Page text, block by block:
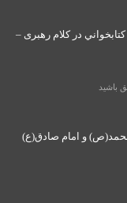
در كلام رهبری –
باشید
و امام صادق(ع)